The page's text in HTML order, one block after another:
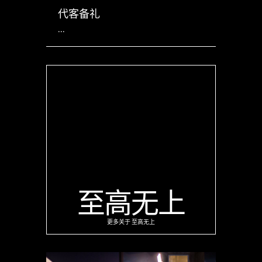
代客备礼
...
至高无上
更多关于至高无上